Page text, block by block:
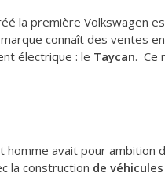
la première Volkswagen
connaît des ventes
électrique : le Taycan. Ce
homme avait pour ambition
la construction de